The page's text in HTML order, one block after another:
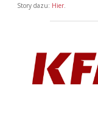
Story dazu: Hier